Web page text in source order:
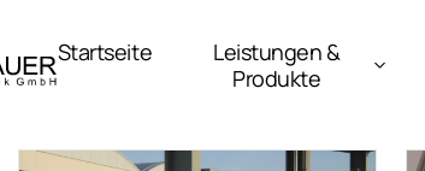
Startseite
Leistungen &
Produkte